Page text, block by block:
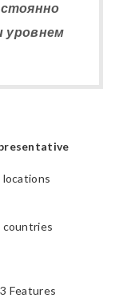
уровнем
locations
countries
Features